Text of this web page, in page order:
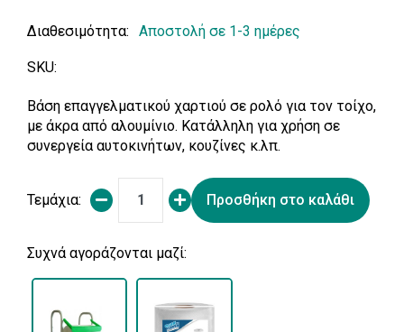
Διαθεσιμότητα: Αποστολή σε 1-3 ημέρες
SKU:
Βάση επαγγελματικού χαρτιού σε ρολό για τον τοίχο,
με άκρα από αλουμίνιο. Κατάλληλη για χρήση σε
συνεργεία αυτοκινήτων, κουζίνες κ.λπ.
Τεμάχια: Προσθήκη στο καλάθι
Συχνά αγοράζονται μαζί: